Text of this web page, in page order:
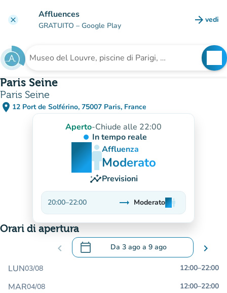
clear Affluences
GRATUITO – Google Play arrow_forward vedi
Cerca una struttura
Paris Seine
Paris Seine
place 12 Port de Solférino, 75007 Paris, France
(apri in Google Maps)
(nuova scheda)
Aperto-Chiude alle 22:00
In tempo reale
man
man
manAffluenza
Moderato
insightsPrevisioni
20:00–22:00 trending_flat
Stabile
Moderatoman
man
man
Orari di apertura
chevron_left calendar_today Da 3 ago a 9 ago
.Aprire il calendario per modificare le
chevron_right
LUN03/08 12:00–22:00
MAR04/08 12:00–22:00